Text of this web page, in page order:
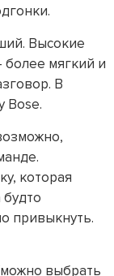
Высокие
более мягкий и
В
Bose.
которая
привыкнуть.
выбрать